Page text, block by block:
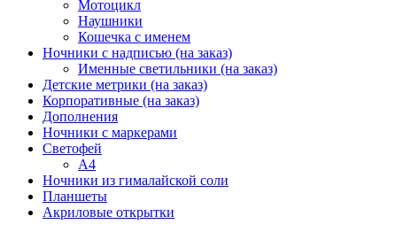
Мотоцикл
Наушники
Кошечка с именем
Ночники с надписью (на заказ)
Именные светильники (на заказ)
Детские метрики (на заказ)
Корпоративные (на заказ)
Дополнения
Ночники с маркерами
Светофей
А4
Ночники из гималайской соли
Планшеты
Акриловые открытки